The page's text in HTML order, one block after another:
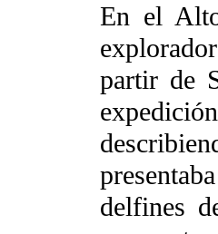
En el
partir de
delfines